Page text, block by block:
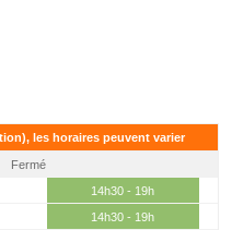
les horaires peuvent varier
Fermé
14h30 - 19h
14h30 - 19h